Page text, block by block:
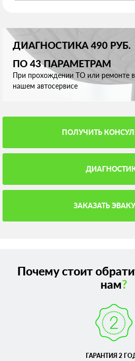
ДИАГНОСТИКА 490 РУБ.
ПО 43 ПАРАМЕТРАМ
При прохождении ТО или ремонте
нашем автосервисе
ПОЛУЧИТЬ
ЗАКАЗАТЬ
Почему стоит
нам?
ГАРАНТИЯ 2